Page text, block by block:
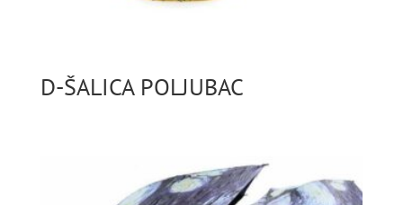
D-ŠALICA POLJUBAC